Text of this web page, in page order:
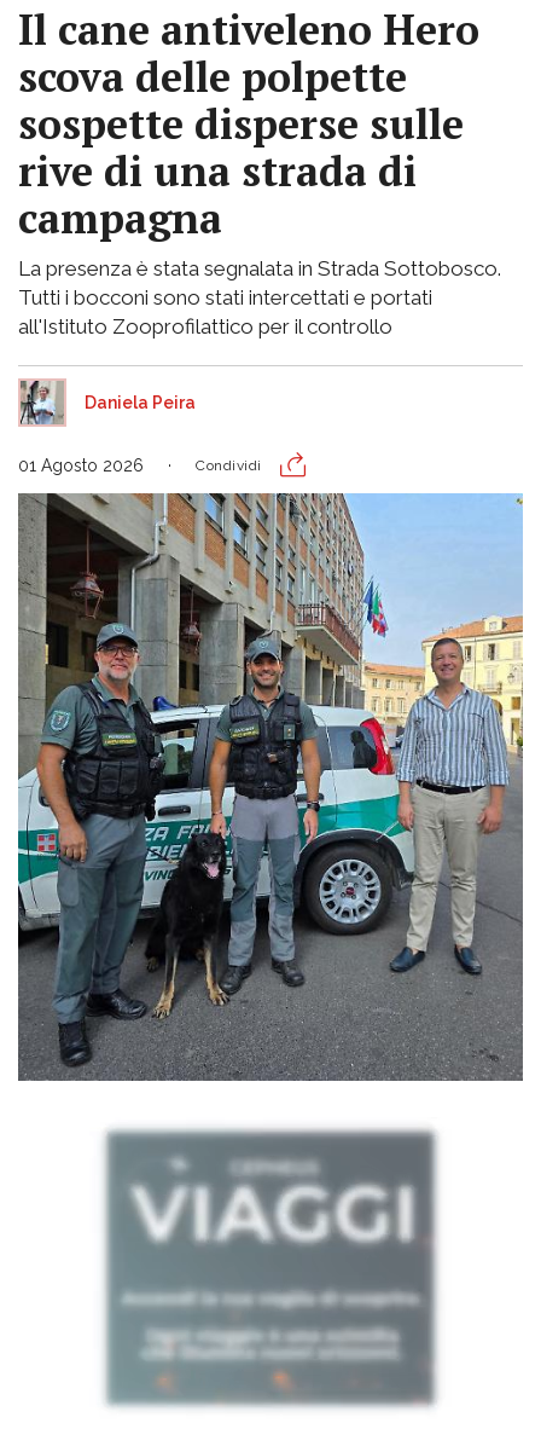
Il cane antiveleno Hero
scova delle polpette
sospette disperse sulle
rive di una strada di
campagna
La presenza è stata segnalata in Strada Sottobosco.
Tutti i bocconi sono stati intercettati e portati
all'Istituto Zooprofilattico per il controllo
Daniela Peira
01 Agosto 2026 Condividi